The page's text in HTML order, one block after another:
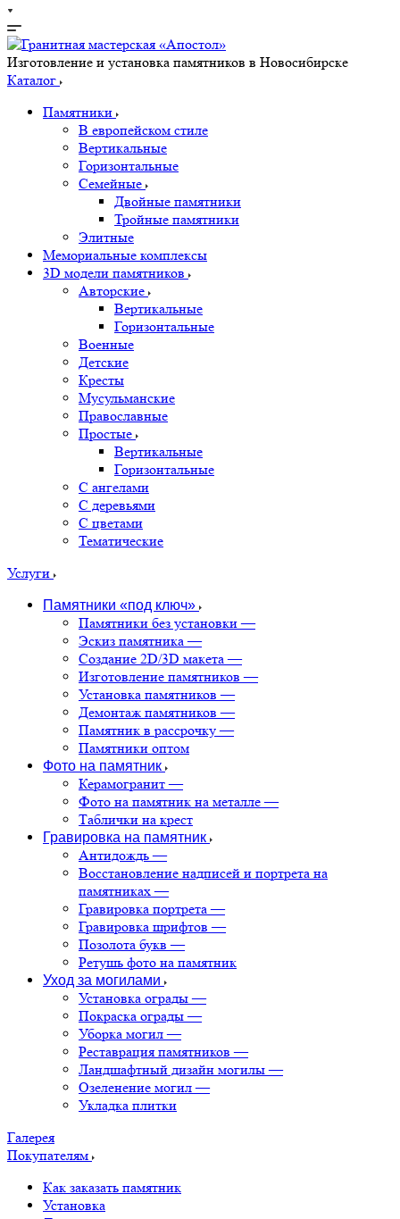
Изготовление и установка памятников в Новосибирске
Каталог
Памятники
В европейском стиле
Вертикальные
Горизонтальные
Семейные
Двойные памятники
Тройные памятники
Элитные
Мемориальные комплексы
3D модели памятников
Авторские
Вертикальные
Горизонтальные
Военные
Детские
Кресты
Мусульманские
Православные
Простые
Вертикальные
Горизонтальные
С ангелами
С деревьями
С цветами
Тематические
Услуги
Памятники «под ключ»
Памятники без установки —
Эскиз памятника —
Создание 2D/3D макета —
Изготовление памятников —
Установка памятников —
Демонтаж памятников —
Памятник в рассрочку —
Памятники оптом
Фото на памятник
Керамогранит —
Фото на памятник на металле —
Таблички на крест
Гравировка на памятник
Антидождь —
Восстановление надписей и портрета на
памятниках —
Гравировка портрета —
Гравировка шрифтов —
Позолота букв —
Ретушь фото на памятник
Уход за могилами
Установка ограды —
Покраска ограды —
Уборка могил —
Реставрация памятников —
Ландшафтный дизайн могилы —
Озеленение могил —
Укладка плитки
Галерея
Покупателям
Как заказать памятник
Установка